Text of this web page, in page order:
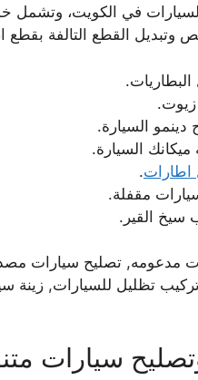
في الكويت، وتشمل
وتبديل القطع التالفة
البطاريات.
زيوت.
دينمو السيارة.
ميكانك السيارة.
اطارات.
مقفلة.
سيخ القير.
مدعومه, تصليح سيارات
تظليل للسيارات, زينة
سيارات